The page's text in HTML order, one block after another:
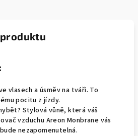
vlasech a úsměv na tváři. To
pocitu z jízdy.
Stylová vůně, která váš
vzduchu Areon Monbrane vás
nezapomenutelná.